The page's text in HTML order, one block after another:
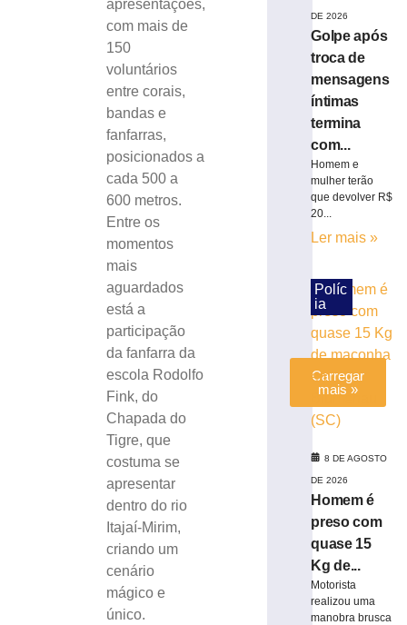
apresentações,
com mais de
150
voluntários
entre corais,
bandas e
fanfarras,
posicionados a
cada 500 a
600 metros.
Entre os
momentos
mais
aguardados
está a
participação
da fanfarra da
escola Rodolfo
Fink, do
Chapada do
Tigre, que
costuma se
apresentar
dentro do rio
Itajaí-Mirim,
criando um
cenário
mágico e
único.
abre
“engole”
caminhão
lixo
em
Brusque
agosto
Ler
mais
Carregar
mais »
DE 2026
Golpe após
troca de
mensagens
íntimas
termina
com...
Homem e
mulher terão
que devolver R$
20...
Ler mais »
Políc
ia
8 DE AGOSTO
DE 2026
Homem é
preso com
quase 15
Kg de...
Motorista
realizou uma
manobra brusca